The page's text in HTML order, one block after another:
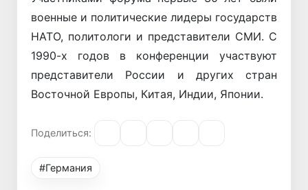
военные и политические лидеры государств
НАТО, политологи и представители СМИ. С
1990-х годов в конференции участвуют
представители России и других стран
Восточной Европы, Китая, Индии, Японии.
Поделиться:
#Германия